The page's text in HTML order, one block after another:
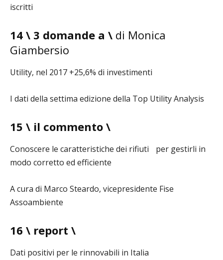
iscritti
14 \ 3 domande a \ di Monica
Giambersio
Utility, nel 2017 +25,6% di investimenti
I dati della settima edizione della Top Utility Analysis
15 \ il commento \
Conoscere le caratteristiche dei rifiuti per gestirli in
modo corretto ed efficiente
A cura di Marco Steardo, vicepresidente Fise
Assoambiente
16 \ report \
Dati positivi per le rinnovabili in Italia